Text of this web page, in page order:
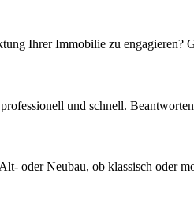
Ihrer Immobilie zu engagieren?
und schnell.
oder Neubau, ob klassisch oder